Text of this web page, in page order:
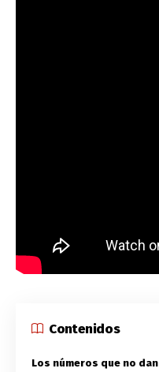
Contenidos
Los números que no dan